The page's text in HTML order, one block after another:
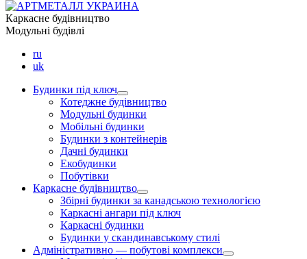
Каркасне будівництво
Модульні будівлі
ru
uk
Будинки під ключ
Котеджне будівництво
Модульні будинки
Мобільні будинки
Будинки з контейнерів
Дачні будинки
Екобудинки
Побутівки
Каркасне будівництво
Збірні будинки за канадською технологією
Каркасні ангари під ключ
Каркасні будинки
Будинки у скандинавському стилі
Адміністративно — побутові комплекси